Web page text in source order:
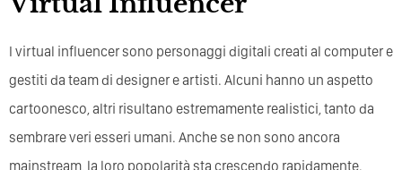
I virtual influencer sono personaggi digitali creati al computer e
gestiti da team di designer e artisti. Alcuni hanno un aspetto
cartoonesco, altri risultano estremamente realistici, tanto da
sembrare veri esseri umani. Anche se non sono ancora
mainstream, la loro popolarità sta crescendo rapidamente.